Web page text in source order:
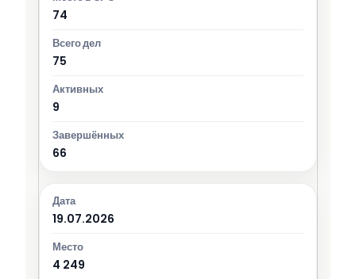
74
75
9
66
19.07.2026
4 249